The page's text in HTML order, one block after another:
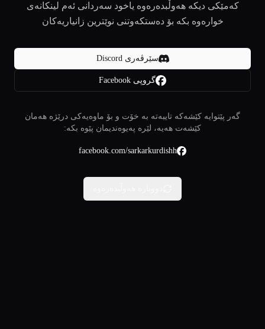
کەمێکی دیکە هەوڵبدەرەوە یاخود سەردانی ئەم لینکانەی
خوارەوە بکە بۆ دەستکەوتنی نوێترین زانیاریەکان
سێرڤەری Discord
گروپی Facebook
گەر پێتوایە کێشەکە تایبەتە بە خۆت و بۆ ماوەیەکی درێژە هەمان
کێشەت هەیە، لێرە پەیوەندیمان پێوە بکە:
facebook.com/sarkarkurdishh